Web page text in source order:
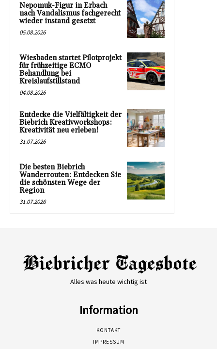
Nepomuk-Figur in Erbach
nach Vandalismus fachgerecht
wieder instand gesetzt
05.08.2026
Wiesbaden startet Pilotprojekt
für frühzeitige ECMO
Behandlung bei
Kreislaufstillstand
04.08.2026
Entdecke die Vielfältigkeit der
Biebrich Kreativworkshops:
Kreativität neu erleben!
31.07.2026
Die besten Biebrich
Wanderrouten: Entdecken Sie
die schönsten Wege der
Region
31.07.2026
Alles was heute wichtig ist
Information
KONTAKT
IMPRESSUM